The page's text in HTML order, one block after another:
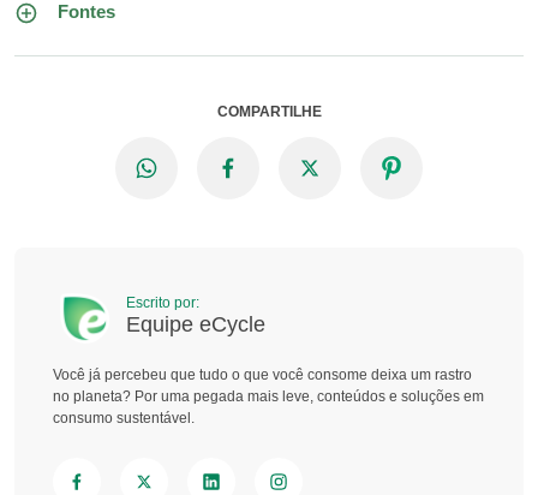
Fontes
COMPARTILHE
Escrito por:
Equipe eCycle
Você já percebeu que tudo o que você consome deixa um rastro
no planeta? Por uma pegada mais leve, conteúdos e soluções em
consumo sustentável.